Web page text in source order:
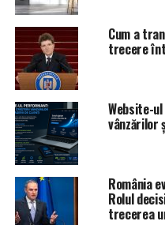
Dezvăluire ULUITOARE
emisiilor de gaze |
NU RATATI
Tudorel Toader schimbă
are mandat pe perioadă
Cum a
trecere
Website-
vânzărilor
România
Rolul
trecerea